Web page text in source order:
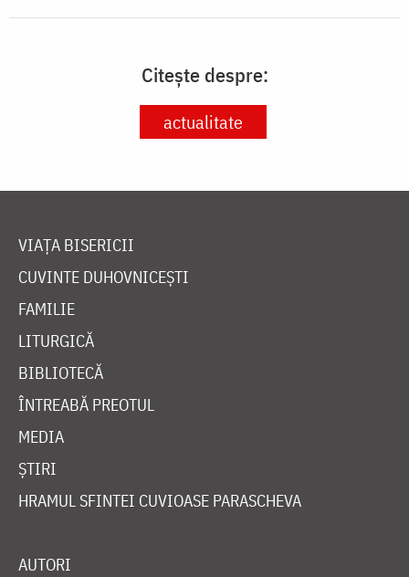
Citește despre:
actualitate
VIAȚA BISERICII
CUVINTE DUHOVNICEȘTI
FAMILIE
LITURGICĂ
BIBLIOTECĂ
ÎNTREABĂ PREOTUL
MEDIA
ȘTIRI
HRAMUL SFINTEI CUVIOASE PARASCHEVA
AUTORI